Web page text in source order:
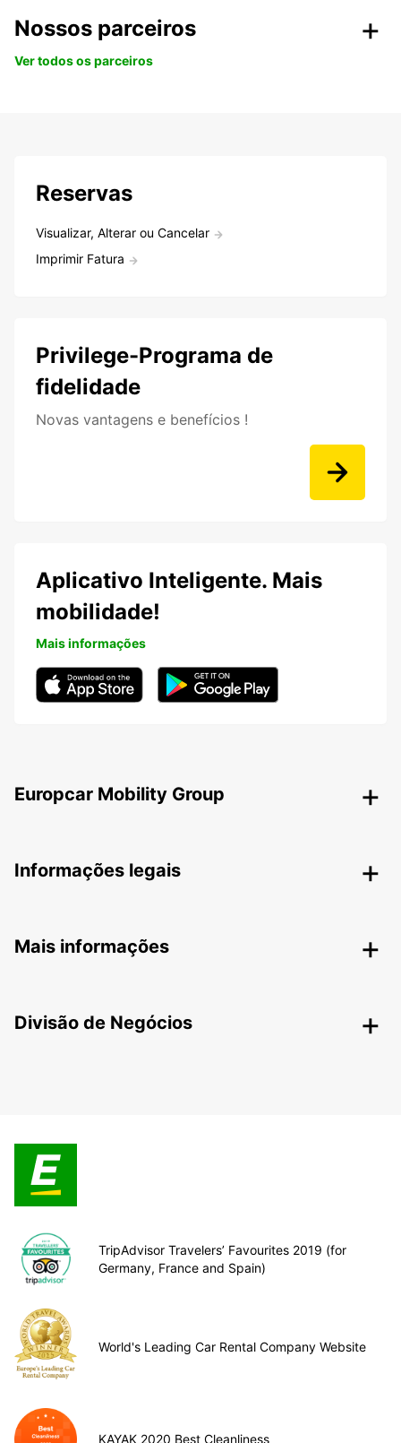
Nossos parceiros
Ver todos os parceiros
Reservas
Visualizar, Alterar ou Cancelar
Imprimir Fatura
Privilege-Programa de
fidelidade
Novas vantagens e benefícios !
Aplicativo Inteligente. Mais
mobilidade!
Mais informações
Europcar Mobility Group
Informações legais
Mais informações
Divisão de Negócios
TripAdvisor Travelers’ Favourites 2019 (for
Germany, France and Spain)
World's Leading Car Rental Company Website
KAYAK 2020 Best Cleanliness